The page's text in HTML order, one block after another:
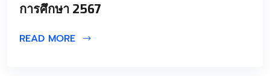
การศึกษา 2567
READ MORE